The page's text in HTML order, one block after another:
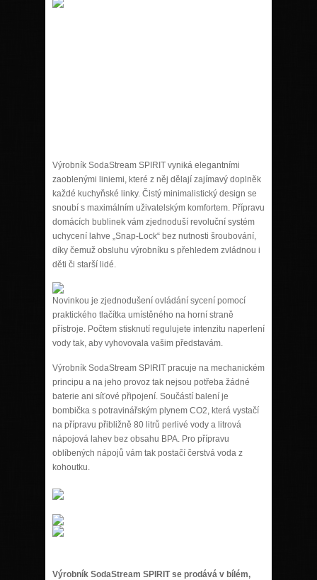
Výrobník SodaStream SPIRIT vyniká elegantními
zaoblenými liniemi, které z něj dělají zajímavý doplněk
každé kuchyňské linky. Čistý minimalistický design se
snoubí s maximálním uživatelským komfortem. Přípravu
domácích bublinek vám zjednoduší revoluční systém
uchycení lahve „Snap-Lock“ bez nutnosti šroubování,
díky čemuž obsluhu výrobníku s přehledem zvládnou i
děti či starší lidé.
Novinkou je zjednodušení ovládání sycení pomocí
praktického tlačítka umístěného na horní straně
přístroje. Počtem stisknutí regulujete intenzitu naperlení
vody tak, aby vyhovovala vašim představám.
Výrobník SodaStream SPIRIT pracuje na mechanickém
principu a na jeho provoz tak nejsou potřeba žádné
baterie ani síťové připojení. Součástí balení je
bombička s potravinářským plynem CO2, která vystačí
na přípravu přibližně 80 litrů perlivé vody a litrová
nápojová lahev bez obsahu BPA. Pro přípravu
oblíbených nápojů vám tak postačí čerstvá voda z
kohoutku.
Výrobník SodaStream SPIRIT se prodává v bílém,